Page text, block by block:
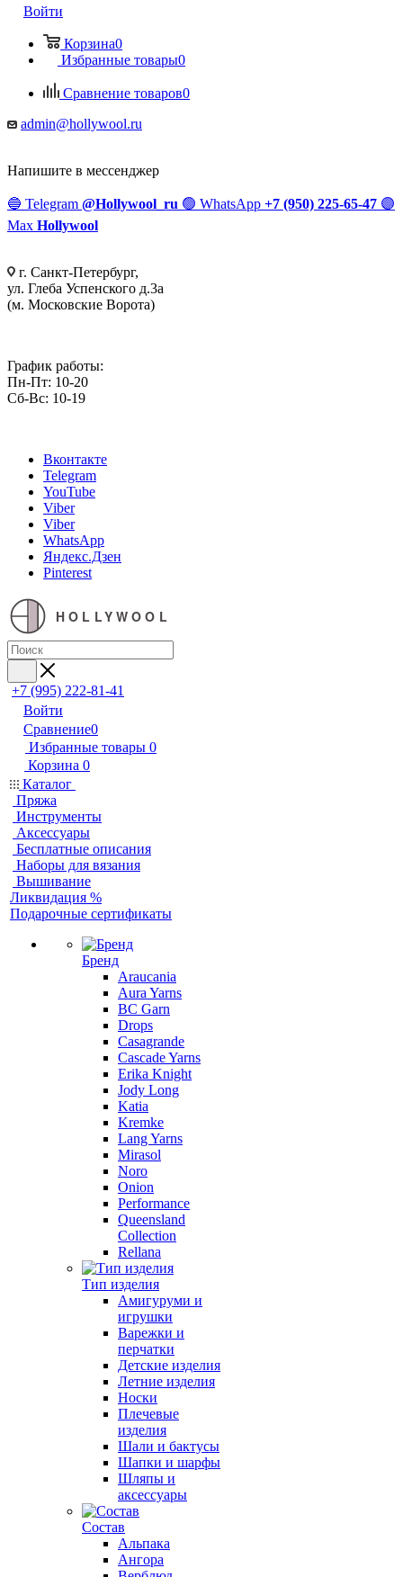
Войти
Корзина0
Избранные товары0
Сравнение товаров0
admin@hollywool.ru
Напишите в мессенджер
🔵 Telegram @Hollywool_ru 🟢 WhatsApp +7 (950) 225-65-47 🟣
Max Hollywool
г. Санкт-Петербург,
ул. Глеба Успенского д.3а
(м. Московские Ворота)
График работы:
Пн-Пт: 10-20
Сб-Вс: 10-19
Вконтакте
Telegram
YouTube
Viber
Viber
WhatsApp
Яндекс.Дзен
Pinterest
HOLLYWOOL
+7 (995) 222-81-41
Войти
Сравнение0
Избранные товары 0
Корзина 0
Каталог
Пряжа
Инструменты
Аксессуары
Бесплатные описания
Наборы для вязания
Вышивание
Ликвидация %
Подарочные сертификаты
Бренд
Araucania
Aura Yarns
BC Garn
Drops
Casagrande
Cascade Yarns
Erika Knight
Jody Long
Katia
Kremke
Lang Yarns
Mirasol
Noro
Onion
Performance
Queensland
Collection
Rellana
Тип изделия
Амигуруми и
игрушки
Варежки и
перчатки
Детские изделия
Летние изделия
Носки
Плечевые
изделия
Шали и бактусы
Шапки и шарфы
Шляпы и
аксессуары
Состав
Альпака
Ангора